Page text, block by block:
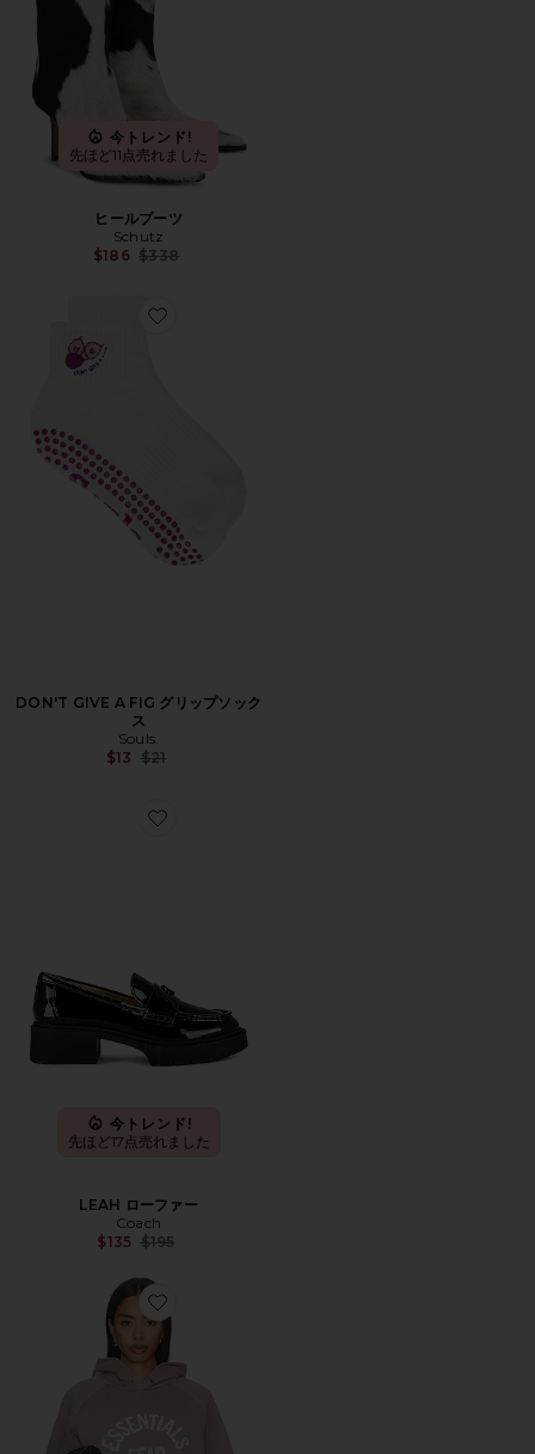
今トレンド!
先ほど11点売れました
ヒールブーツ
Schutz
$186 Previous price:
$338
Favorite DON'T GIVE A FIG グリップソックス
DON'T GIVE A FIG グリップソック
ス
Souls.
$13 Previous price:
$21
Favorite LEAH ローファー
今トレンド!
先ほど17点売れました
LEAH ローファー
Coach
$135 Previous price:
$195
Favorite CAMPUS パーカー